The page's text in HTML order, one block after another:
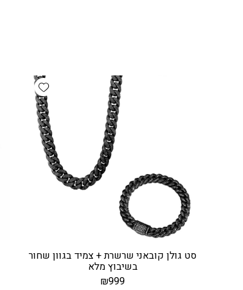
Add wishlist
סט גולן קובאני שרשרת + צמיד בגוון שחור
בשיבוץ מלא
₪999